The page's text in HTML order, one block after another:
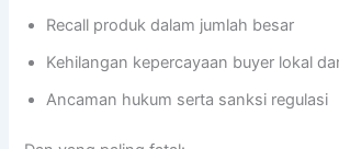
Recall produk dalam jumlah besar
Kehilangan kepercayaan buyer lokal
Ancaman hukum serta sanksi regulasi